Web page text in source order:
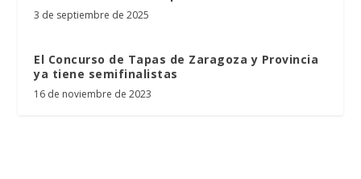
3 de septiembre de 2025
El Concurso de Tapas de Zaragoza y Provincia
ya tiene semifinalistas
16 de noviembre de 2023